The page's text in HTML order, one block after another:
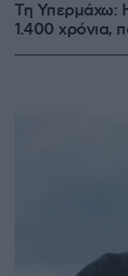
Τη Υπερμάχω:
1.400 χρόνια,